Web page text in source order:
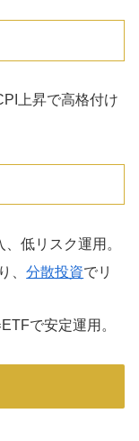
上昇で高格付け
、低リスク運用。
、分散投資でリ
で安定運用。